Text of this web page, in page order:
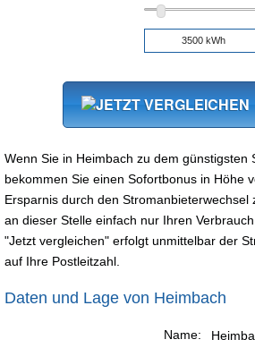
Wenn Sie in Heimbach zu dem günstigsten
bekommen Sie einen Sofortbonus in Höhe
Ersparnis durch den Stromanbieterwechsel
an dieser Stelle einfach nur Ihren
"Jetzt vergleichen" erfolgt unmittelbar der
auf Ihre Postleitzahl.
Daten und Lage von Heimbach
Name: